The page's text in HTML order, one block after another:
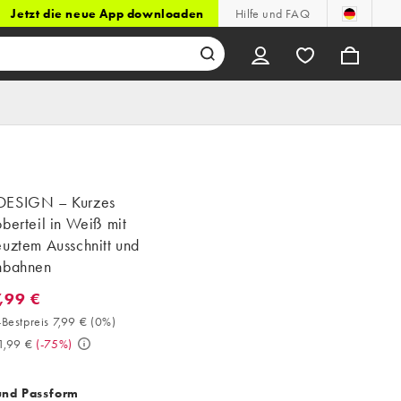
Jetzt die neue App downloaden Hilfe und FAQ
– Kurzes
in Weiß mit
Ausschnitt und
€. 30-Tage-Bestpreis 7,99 € (0%). Vorher 31,99 €. (-75%)
€
7,99 € (0%)
€ (-75%)
Passform